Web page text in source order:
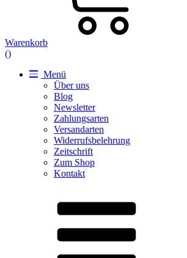
Warenkorb
()
Menü
Über uns
Blog
Newsletter
Zahlungsarten
Versandarten
Widerrufsbelehrung
Zeitschrift
Zum Shop
Kontakt